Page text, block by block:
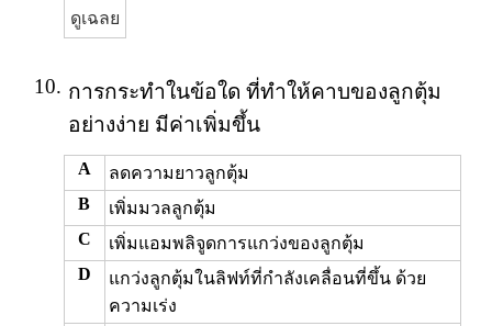
ดูเฉลย
10. การกระทำในข้อใด ที่ทำให้คาบของลูกตุ้ม
อย่างง่าย มีค่าเพิ่มขึ้น
A
ลดความยาวลูกตุ้ม
B
เพิ่มมวลลูกตุ้ม
C
เพิ่มแอมพลิจูดการแกว่งของลูกตุ้ม
D
แกว่งลูกตุ้มในลิฟท์ที่กำลังเคลื่อนที่ขึ้น ด้วย
ความเร่ง